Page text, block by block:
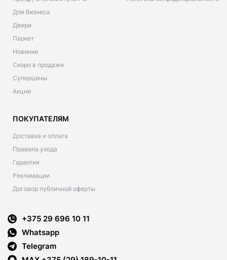
Для бизнеса
Двери
Паркет
Новинки
Скоро в продаже
Суперцены
Акции
ПОКУПАТЕЛЯМ
Доставка и оплата
Правила ухода
Гарантия
Рекламации
Договор публичной оферты
+375 29 696 10 11
Whatsapp
Telegram